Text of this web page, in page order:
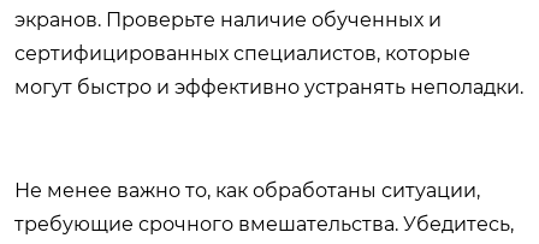
экранов. Проверьте наличие обученных и
сертифицированных специалистов, которые
могут быстро и эффективно устранять неполадки.
Не менее важно то, как обработаны ситуации,
требующие срочного вмешательства. Убедитесь,